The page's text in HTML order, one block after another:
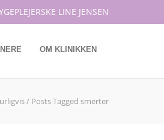
LINE JENSEN
OM KLINIKKEN
/ Posts Tagged smerter